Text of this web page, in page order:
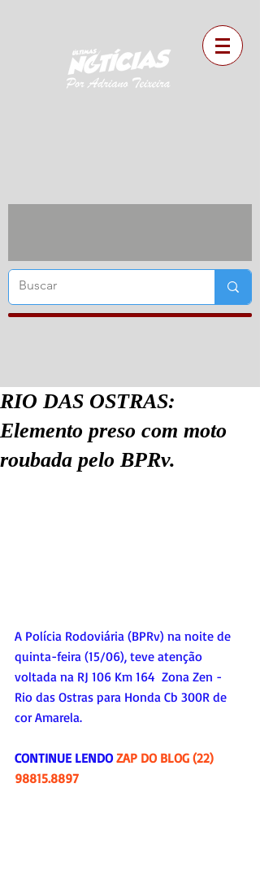
RIO DAS OSTRAS:
Elemento preso com moto
roubada pelo BPRv.
A Polícia Rodoviária (BPRv) na noite de
quinta-feira (15/06), teve atenção
voltada na RJ 106 Km 164  Zona Zen -
Rio das Ostras para Honda Cb 300R de
cor Amarela.
CONTINUE LENDO ZAP DO BLOG (22)
98815.8897